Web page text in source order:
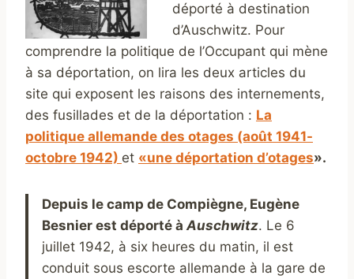
déporté à destination
d’Auschwitz. Pour
comprendre la politique de l’Occupant qui mène
à sa déportation, on lira les deux articles du
site qui exposent les raisons des internements,
des fusillades et de la déportation : La
politique allemande des otages (août 1941-
octobre 1942) et «une déportation d’otages».
Depuis le camp de Compiègne, Eugène
Besnier est déporté àAuschwitz. Le 6
juillet 1942, à six heures du matin, il est
conduit sous escorte allemande à la gare de